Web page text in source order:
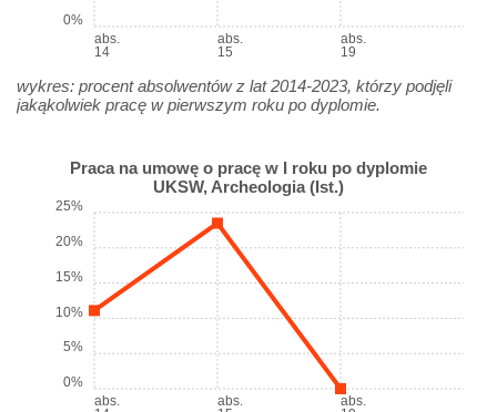
abs.
14
abs.
15
abs.
19
0%
wykres: procent absolwentów z lat 2014-2023, którzy podjęli
jakąkolwiek pracę w pierwszym roku po dyplomie.
Praca na umowę o pracę w I roku po dyplomie
UKSW, Archeologia (Ist.)
abs.
abs.
abs.
0%
5%
10%
15%
20%
25%